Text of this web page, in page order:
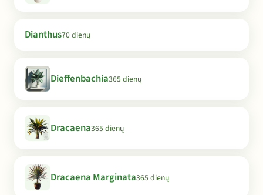
Dianthus70 dienų
Dieffenbachia365 dienų
Dracaena365 dienų
Dracaena Marginata365 dienų